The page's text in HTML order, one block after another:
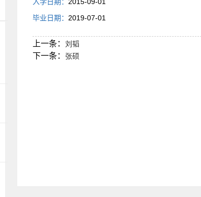
毕业日期： 2019-07-01
上一条： 刘韬
下一条： 张硕